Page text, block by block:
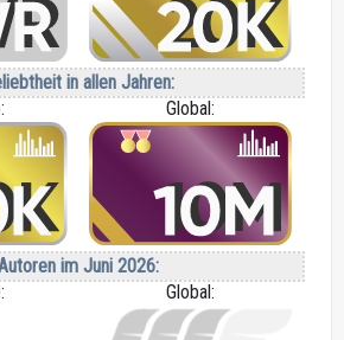
in allen Jahren:
Global:
im Juni 2026:
Global: